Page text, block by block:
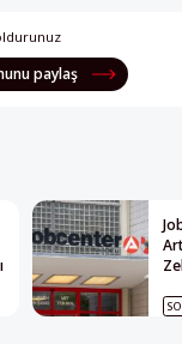
paylaş